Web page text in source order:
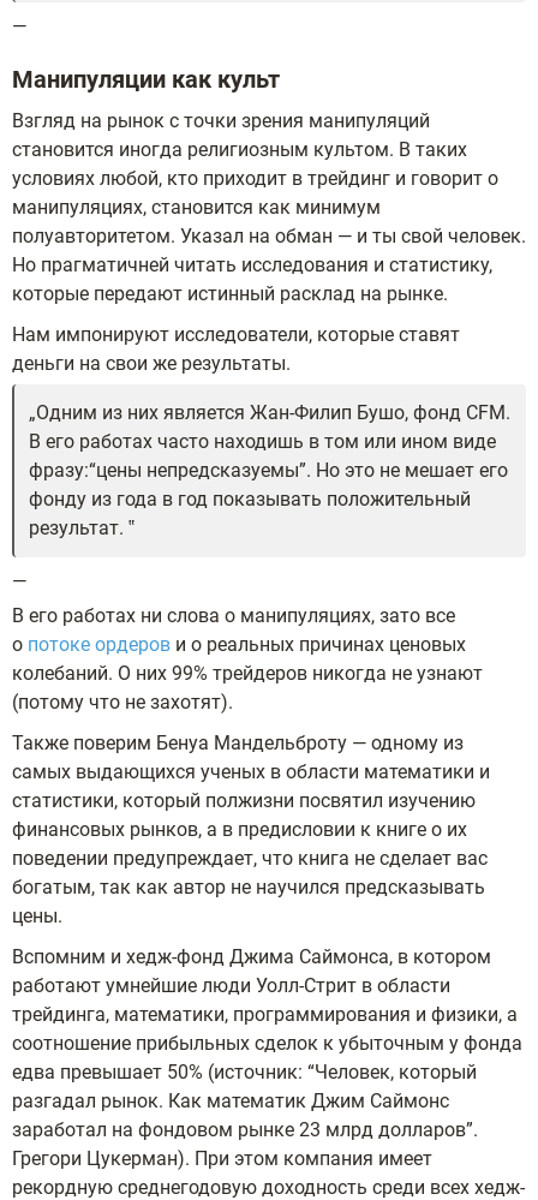
—
Манипуляции как культ
Взгляд на рынок с точки зрения манипуляций
становится иногда религиозным культом. В таких
условиях любой, кто приходит в трейдинг и говорит о
манипуляциях, становится как минимум
полуавторитетом. Указал на обман — и ты свой человек.
Но прагматичней читать исследования и статистику,
которые передают истинный расклад на рынке.
Нам импонируют исследователи, которые ставят
деньги на свои же результаты.
Одним из них является Жан-Филип Бушо, фонд CFM.
В его работах часто находишь в том или ином виде
фразу:“цены непредсказуемы”. Но это не мешает его
фонду из года в год показывать положительный
результат.
—
В его работах ни слова о манипуляциях, зато все
о потоке ордеров и о реальных причинах ценовых
колебаний. О них 99% трейдеров никогда не узнают
(потому что не захотят).
Также поверим Бенуа Мандельброту — одному из
самых выдающихся ученых в области математики и
статистики, который полжизни посвятил изучению
финансовых рынков, а в предисловии к книге о их
поведении предупреждает, что книга не сделает вас
богатым, так как автор не научился предсказывать
цены.
Вспомним и хедж-фонд Джима Саймонса, в котором
работают умнейшие люди Уолл-Стрит в области
трейдинга, математики, программирования и физики, а
соотношение прибыльных сделок к убыточным у фонда
едва превышает 50% (источник: “Человек, который
разгадал рынок. Как математик Джим Саймонс
заработал на фондовом рынке 23 млрд долларов”.
Грегори Цукерман). При этом компания имеет
рекордную среднегодовую доходность среди всех хедж-